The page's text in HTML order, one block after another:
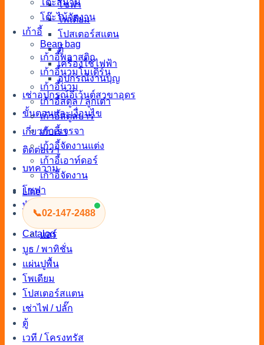
โซฟา
โพเดียม
โปสเตอร์สแตน
ตู้
เครื่องใช้ไฟฟ้า
อุปกรณ์งานบุญ
เช่าอุปกรณ์อีเว้นต์สาขาอุดร
ขั้นตอนและเงื่อนไข
เกี่ยวกับเรา
ติดต่อเรา
บทความ
Line
📞02-147-2488
Catalog
โต๊ะไม้จัดงาน
เก้าอี้
Bean bag
เก้าอี้พลาสติก
เก้าอี้นวมโมเดิร์น
เก้าอี้นวม
เก้าอี้สตูล / ลูกเต๋า
เก้าอี้สตูลบาร์
เก้าอี้เจรจา
เก้าอี้จัดงานแต่ง
เก้าอี้เอาท์ดอร์
เก้าอี้จัดงาน
โซฟา
พัดลม / แอร์
พัดลม
แอร์
บูธ / พาทิชั่น
แผ่นปูพื้น
โพเดียม
โปสเตอร์สแตน
เช่าไฟ / ปลั๊ก
ตู้
เวที / โครงทรัส